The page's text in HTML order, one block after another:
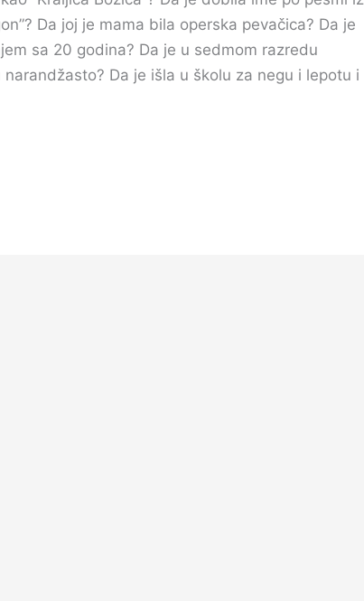
Da joj je mama bila operska pevačica? Da je
sa 20 godina? Da je u sedmom razredu
Da je išla u školu za negu i lepotu i